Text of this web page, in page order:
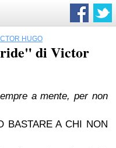
HUGO
di Victor
a mente, per non
BASTARE A CHI NON